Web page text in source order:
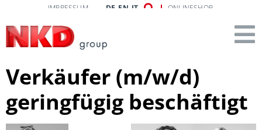
IMPRESSUM DE EN IT ONLINESHOP
Verkäufer (m/w/d)
geringfügig beschäftigt